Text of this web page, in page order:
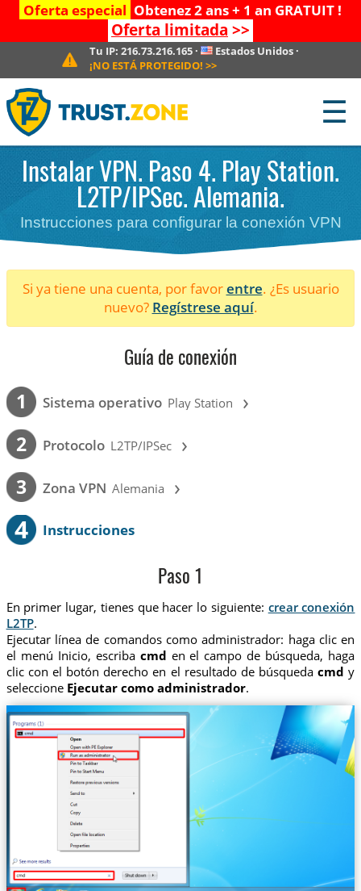
Oferta especial Obtenez 2 ans + 1 an GRATUIT !
Oferta limitada >>
Tu IP: 216.73.216.165· Estados Unidos ·
¡NO ESTÁ PROTEGIDO! >>
☰
Instalar VPN. Paso 4. Play Station.
L2TP/IPSec. Alemania.
Instrucciones para configurar la conexión VPN
Si ya tiene una cuenta, por favorentre. ¿Es usuario
nuevo? Regístrese aquí.
Guía de conexión
1 Sistema operativo Play Station ›
2 Protocolo L2TP/IPSec ›
3 Zona VPN Alemania ›
4 Instrucciones
Paso 1
En primer lugar, tienes que hacer lo siguiente: crear conexión
L2TP.
Ejecutar línea de comandos como administrador: haga clic en
el menú Inicio, escriba cmd en el campo de búsqueda, haga
clic con el botón derecho en el resultado de búsquedacmd y
seleccione Ejecutar como administrador.